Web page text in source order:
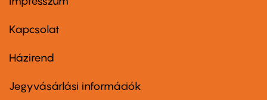
Footer
firstKapcsolat
Footer
second
Házirend
Jegyvásárlási információk